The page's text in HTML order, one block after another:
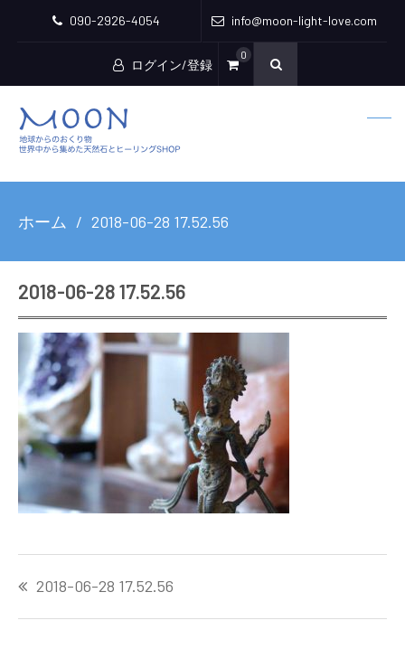
090-2926-4054 info@moon-light-love.com
ログイン/登録
0
ホーム 2018-06-28 17.52.56
2018-06-28 17.52.56
稿 2018-06-28 17.52.56